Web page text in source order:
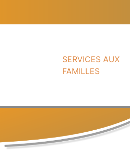
SERVICES AUX
FAMILLES